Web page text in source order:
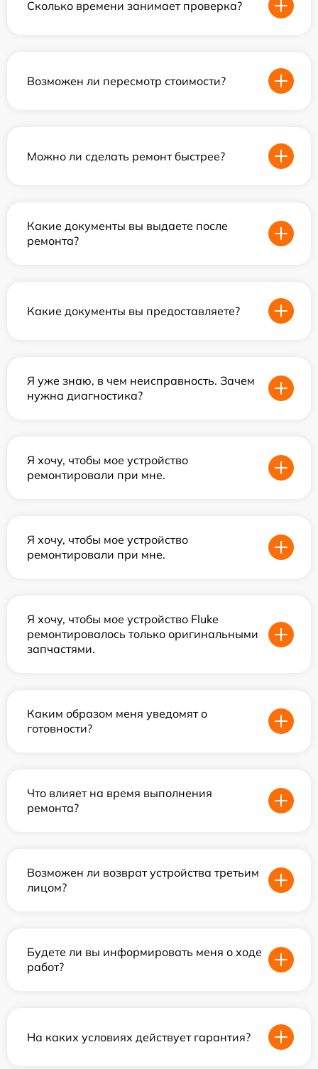
Сколько времени занимает проверка?
Возможен ли пересмотр стоимости?
Можно ли сделать ремонт быстрее?
Какие документы вы выдаете после
ремонта?
Какие документы вы предоставляете?
Я уже знаю, в чем неисправность. Зачем
нужна диагностика?
Я хочу, чтобы мое устройство
ремонтировали при мне.
Я хочу, чтобы мое устройство
ремонтировали при мне.
Я хочу, чтобы мое устройство Fluke
ремонтировалось только оригинальными
запчастями.
Каким образом меня уведомят о
готовности?
Что влияет на время выполнения
ремонта?
Возможен ли возврат устройства третьим
лицом?
Будете ли вы информировать меня о ходе
работ?
На каких условиях действует гарантия?